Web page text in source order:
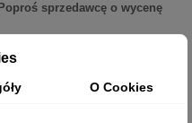
sprzedawcę o wycenę
produktów niezbędnych
sal konferencyjnych.O Cookies